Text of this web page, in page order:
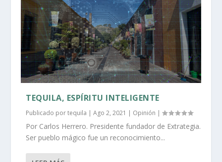
TEQUILA, ESPÍRITU INTELIGENTE
Publicado portequila |Ago 2, 2021 | Opinión |
Por Carlos Herrero. Presidente fundador de Extrategia.
Ser pueblo mágico fue un reconocimiento...